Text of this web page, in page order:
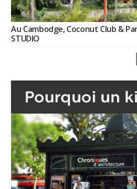
Au Cambodge, Coconut Club &
STUDIO